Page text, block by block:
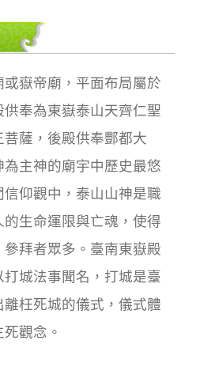
嶽帝廟，平面布局屬於
奉為東嶽泰山天齊仁聖
薩，後殿供奉酆都大
主神的廟宇中歷史最悠
仰觀中，泰山山神是職
生命運限與亡魂，使得
拜者眾多。臺南東嶽殿
城法事聞名，打城是臺
枉死城的儀式，儀式體
觀念。